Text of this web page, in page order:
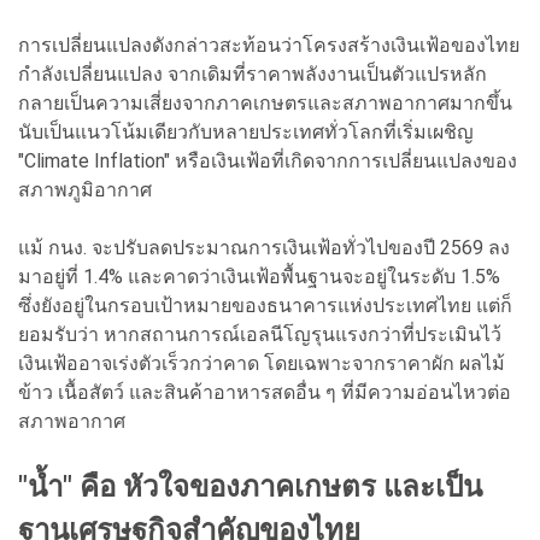
การเปลี่ยนแปลงดังกล่าวสะท้อนว่าโครงสร้างเงินเฟ้อของไทย
กำลังเปลี่ยนแปลง จากเดิมที่ราคาพลังงานเป็นตัวแปรหลัก
กลายเป็นความเสี่ยงจากภาคเกษตรและสภาพอากาศมากขึ้น
นับเป็นแนวโน้มเดียวกับหลายประเทศทั่วโลกที่เริ่มเผชิญ
"Climate Inflation" หรือเงินเฟ้อที่เกิดจากการเปลี่ยนแปลงของ
สภาพภูมิอากาศ
แม้ กนง. จะปรับลดประมาณการเงินเฟ้อทั่วไปของปี 2569 ลง
มาอยู่ที่ 1.4% และคาดว่าเงินเฟ้อพื้นฐานจะอยู่ในระดับ 1.5%
ซึ่งยังอยู่ในกรอบเป้าหมายของธนาคารแห่งประเทศไทย แต่ก็
ยอมรับว่า หากสถานการณ์เอลนีโญรุนแรงกว่าที่ประเมินไว้
เงินเฟ้ออาจเร่งตัวเร็วกว่าคาด โดยเฉพาะจากราคาผัก ผลไม้
ข้าว เนื้อสัตว์ และสินค้าอาหารสดอื่น ๆ ที่มีความอ่อนไหวต่อ
สภาพอากาศ
"น้ำ" คือ หัวใจของภาคเกษตร และเป็น
ฐานเศรษฐกิจสำคัญของไทย